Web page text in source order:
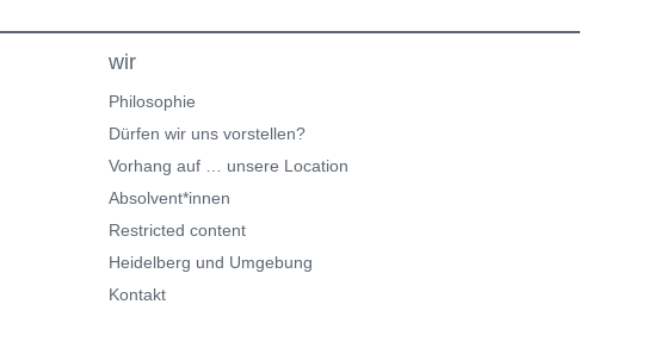
wir
Philosophie
Dürfen wir uns vorstellen?
Vorhang auf … unsere Location
Absolvent*innen
Restricted content
Heidelberg und Umgebung
Kontakt